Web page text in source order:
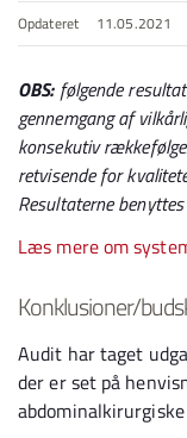
Opdateret 11.05.2021
OBS: følgende
gennemgang af
konsekutiv
retvisende for
Resultaterne
Læs mere om
Konklusioner/
Audit har taget
der er set på